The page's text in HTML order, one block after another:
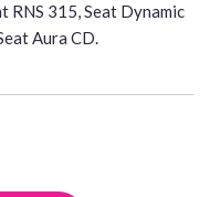
RNS 315, Seat Dynamic
Aura CD.